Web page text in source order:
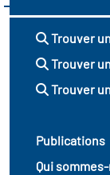
Trouver
Trouver
Trouver
Publications
Qui